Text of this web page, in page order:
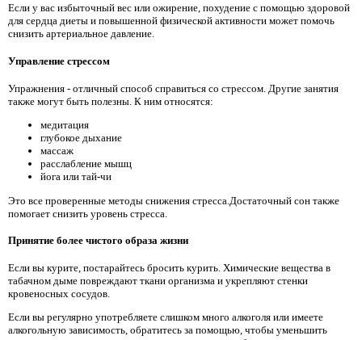
Если у вас избыточный вес или ожирение, похудение с помощью здоровой
для сердца диеты и повышенной физической активности может помочь
снизить артериальное давление.
Управление стрессом
Упражнения - отличный способ справиться со стрессом. Другие занятия
также могут быть полезны. К ним относятся:
медитация
глубокое дыхание
массаж
расслабление мышц
йога или тай-чи
Это все проверенные методы снижения стресса.Достаточный сон также
помогает снизить уровень стресса.
Принятие более чистого образа жизни
Если вы курите, постарайтесь бросить курить. Химические вещества в
табачном дыме повреждают ткани организма и укрепляют стенки
кровеносных сосудов.
Если вы регулярно употребляете слишком много алкоголя или имеете
алкогольную зависимость, обратитесь за помощью, чтобы уменьшить